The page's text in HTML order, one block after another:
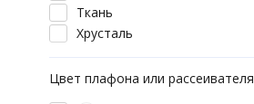
Ткань
Хрусталь
Цвет плафона или рассеивателя